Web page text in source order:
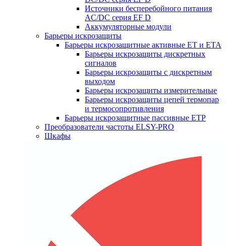
Источники бесперебойного питания
AC/DC серия EF D
Аккумуляторные модули
Барьеры искрозащиты
Барьеры искрозащитные активные ET и ETA
Барьеры искрозащиты дискретных
сигналов
Барьеры искрозащиты с дискретным
выходом
Барьеры искрозащиты измерительные
Барьеры искрозащиты цепей термопар
и термосопротивления
Барьеры искрозащитные пассивные ЕТР
Преобразователи частоты ELSY-PRO
Шкафы